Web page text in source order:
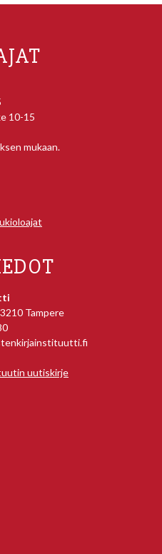
10-15
mukaan.
Tampere
uutiskirje